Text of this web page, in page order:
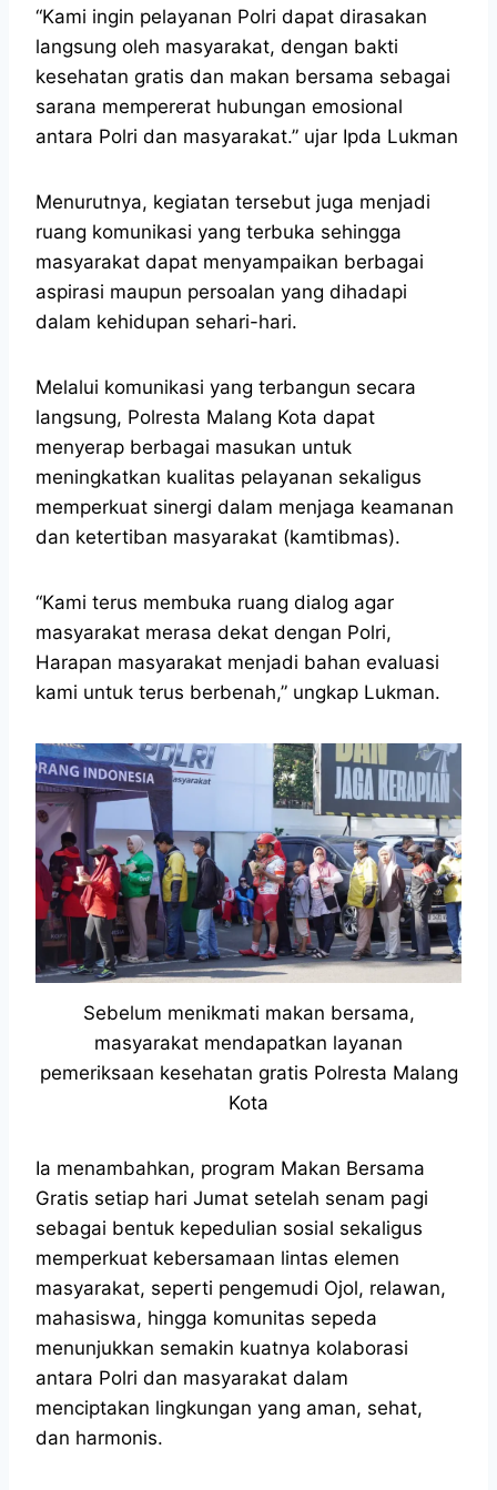
“Kami ingin pelayanan Polri dapat dirasakan
langsung oleh masyarakat, dengan bakti
kesehatan gratis dan makan bersama sebagai
sarana mempererat hubungan emosional
antara Polri dan masyarakat.” ujar Ipda Lukman
Menurutnya, kegiatan tersebut juga menjadi
ruang komunikasi yang terbuka sehingga
masyarakat dapat menyampaikan berbagai
aspirasi maupun persoalan yang dihadapi
dalam kehidupan sehari-hari.
Melalui komunikasi yang terbangun secara
langsung, Polresta Malang Kota dapat
menyerap berbagai masukan untuk
meningkatkan kualitas pelayanan sekaligus
memperkuat sinergi dalam menjaga keamanan
dan ketertiban masyarakat (kamtibmas).
“Kami terus membuka ruang dialog agar
masyarakat merasa dekat dengan Polri,
Harapan masyarakat menjadi bahan evaluasi
kami untuk terus berbenah,” ungkap Lukman.
Sebelum menikmati makan bersama,
masyarakat mendapatkan layanan
pemeriksaan kesehatan gratis Polresta Malang
Kota
Ia menambahkan, program Makan Bersama
Gratis setiap hari Jumat setelah senam pagi
sebagai bentuk kepedulian sosial sekaligus
memperkuat kebersamaan lintas elemen
masyarakat, seperti pengemudi Ojol, relawan,
mahasiswa, hingga komunitas sepeda
menunjukkan semakin kuatnya kolaborasi
antara Polri dan masyarakat dalam
menciptakan lingkungan yang aman, sehat,
dan harmonis.